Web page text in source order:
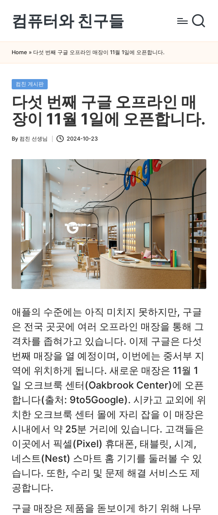
Skip
content
컴퓨터와 친구들
퓨
터
스
마
트
폰
을
게
곳
Home » 다섯 번째 구글 오프라인 매장이 11월 1일에 오픈합니다.
Posted
in
컴친 게시판
다섯 번째 구글 오프라인 매
장이 11월 1일에 오픈합니다.
Posted
By 컴친 선생님 2024-10-23
애플의 수준에는 아직 미치지 못하지만, 구글
은 전국 곳곳에 여러 오프라인 매장을 통해 그
격차를 좁혀가고 있습니다. 이제 구글은 다섯
번째 매장을 열 예정이며, 이번에는 중서부 지
역에 위치하게 됩니다. 새로운 매장은 11월 1
일 오크브룩 센터(Oakbrook Center)에 오픈
합니다(출처: 9to5Google). 시카고 교외에 위
치한 오크브룩 센터 몰에 자리 잡을 이 매장은
시내에서 약 25분 거리에 있습니다. 고객들은
이곳에서 픽셀(Pixel) 휴대폰, 태블릿, 시계,
네스트(Nest) 스마트 홈 기기를 둘러볼 수 있
습니다. 또한, 수리 및 문제 해결 서비스도 제
공합니다.
구글 매장은 제품을 돋보이게 하기 위해 나무